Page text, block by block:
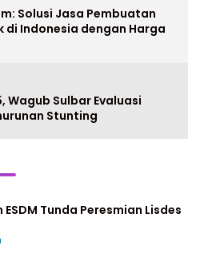
Solusi Jasa Pembuatan
di Indonesia dengan Harga
Wagub Sulbar Evaluasi
Stunting
Tunda Peresmian Lisdes